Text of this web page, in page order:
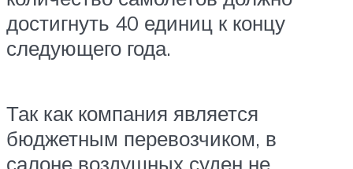
достигнуть 40 единиц к концу
следующего года.
Так как компания является
бюджетным перевозчиком, в
салоне воздушных суден не